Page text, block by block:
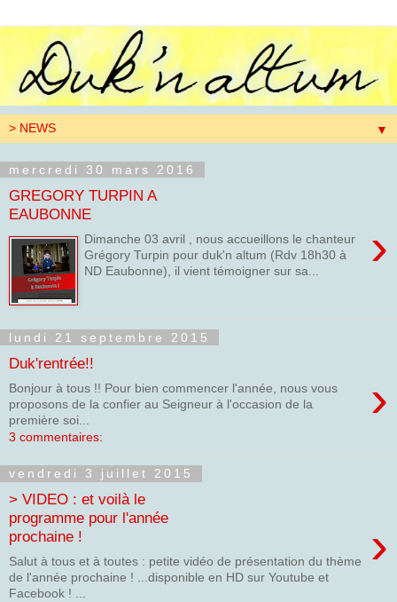
▼
mercredi 30 mars 2016
GREGORY TURPIN A
EAUBONNE
›
Dimanche 03 avril , nous accueillons le chanteur
Grégory Turpin pour duk'n altum (Rdv 18h30 à
ND Eaubonne), il vient témoigner sur sa...
lundi 21 septembre 2015
Duk'rentrée!!
›
Bonjour à tous !! Pour bien commencer l'année, nous vous
proposons de la confier au Seigneur à l'occasion de la
première soi...
3 commentaires:
vendredi 3 juillet 2015
> VIDEO : et voilà le
programme pour l'année
prochaine !
›
Salut à tous et à toutes : petite vidéo de présentation du thème
de l'année prochaine ! ...disponible en HD sur Youtube et
Facebook ! ...